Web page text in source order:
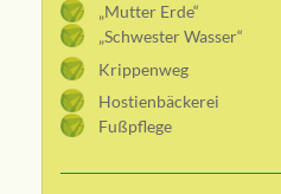
„Mutter Erde“
„Schwester Wasser“
Krippenweg
Hostienbäckerei
Fußpflege